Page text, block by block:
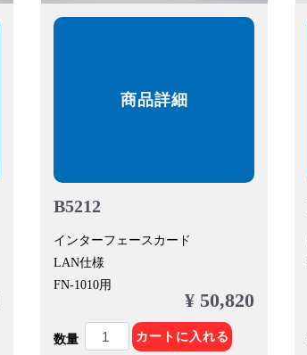
商品詳細
B5212
インターフェースカード
LAN仕様
FN-1010用
¥ 50,820
数量 カートに入れる